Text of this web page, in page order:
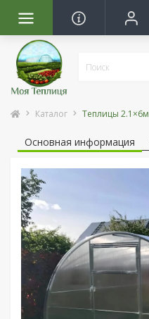
Каталог Теплицы 2.1×6м
Основная информация